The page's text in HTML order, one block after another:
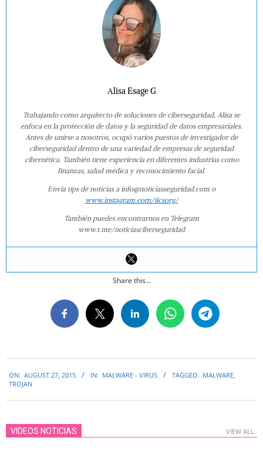
Alisa Esage G
Trabajando como arquitecto de soluciones de ciberseguridad, Alisa se
enfoca en la protección de datos y la seguridad de datos empresariales.
Antes de unirse a nosotros, ocupó varios puestos de investigador de
ciberseguridad dentro de una variedad de empresas de seguridad
cibernética. También tiene experiencia en diferentes industrias como
finanzas, salud médica y reconocimiento facial.
Envía tips de noticias a info@noticiasseguridad.com o
www.instagram.com/iicsorg/
También puedes encontrarnos en Telegram
www.t.me/noticiasciberseguridad
Share this...
08-
ON: AUGUST 27, 2015 IN: MALWARE - VIRUS TAGGED: MALWARE
TROJAN
VIDEOS NOTICIAS VIEW ALL